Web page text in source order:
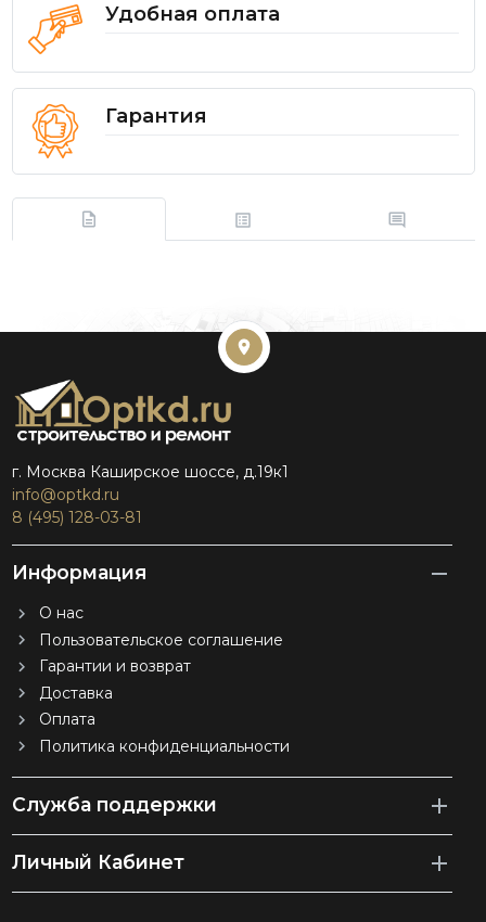
Удобная оплата
Гарантия
г. Москва Каширское шоссе, д.19к1
info@optkd.ru
8 (495) 128-03-81
Информация
О нас
Пользовательское соглашение
Гарантии и возврат
Доставка
Оплата
Политика конфиденциальности
Служба поддержки
Личный Кабинет